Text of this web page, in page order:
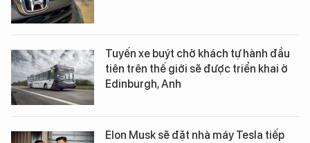
Tuyến xe buýt chở khách tự hành đầu
tiên trên thế giới sẽ được triển khai ở
Edinburgh, Anh
Elon Musk sẽ đặt nhà máy Tesla tiếp